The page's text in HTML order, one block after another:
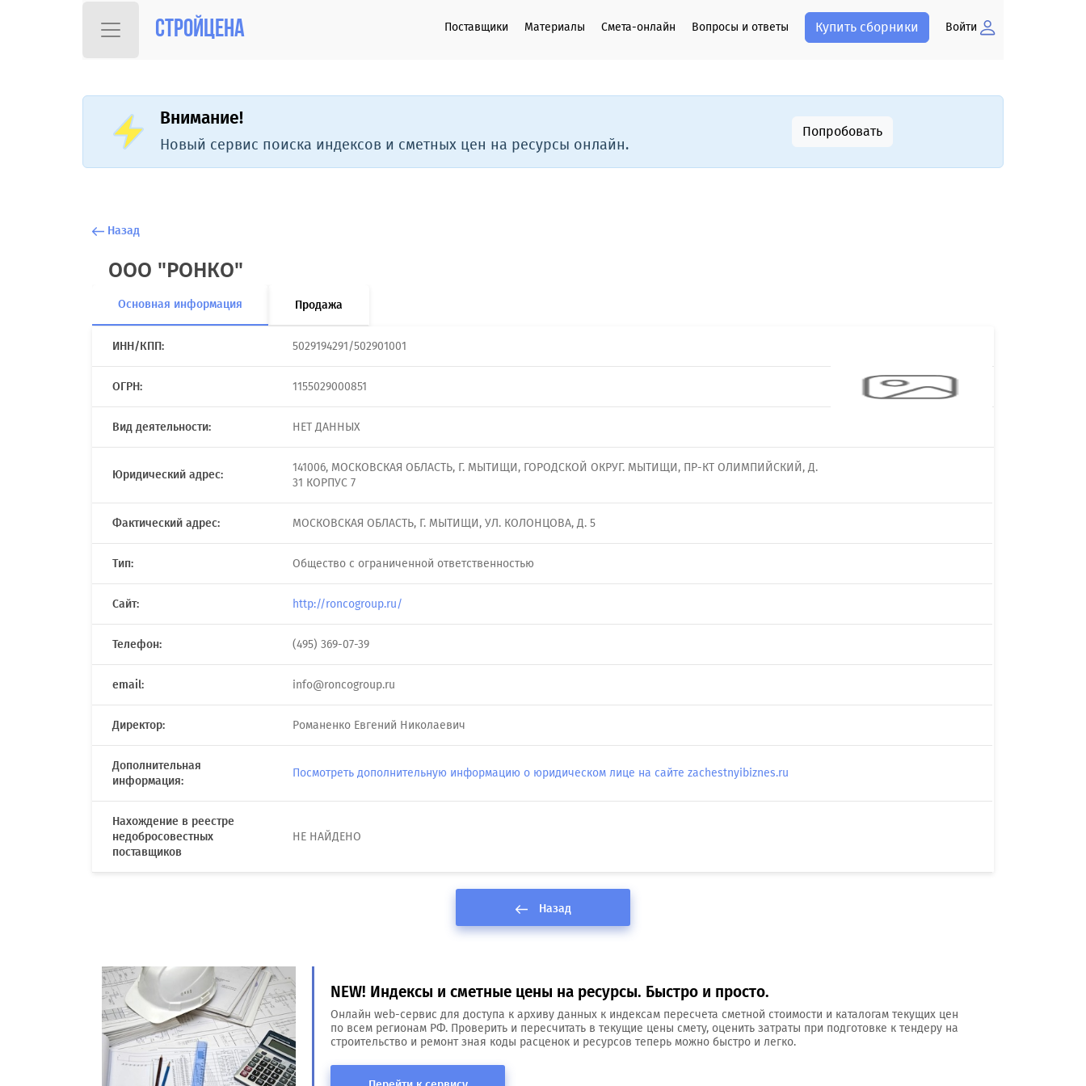
Стройцена Поставщики Материалы Смета-онлайн Вопросы и ответы Купить сборники Войти
Внимание!
Новый сервис поиска индексов и сметных цен на ресурсы онлайн.
Попробовать
Назад
ООО "РОНКО"
Основная информация Продажа
ИНН/КПП: 5029194291/502901001
ОГРН: 1155029000851
Вид деятельности: НЕТ ДАННЫХ
Юридический адрес:
141006, МОСКОВСКАЯ ОБЛАСТЬ, Г. МЫТИЩИ, ГОРОДСКОЙ ОКРУГ. МЫТИЩИ, ПР-КТ ОЛИМПИЙСКИЙ, Д.
31 КОРПУС 7
Фактический адрес: МОСКОВСКАЯ ОБЛАСТЬ, Г. МЫТИЩИ, УЛ. КОЛОНЦОВА, Д. 5
Тип: Общество с ограниченной ответственностью
Сайт: http://roncogroup.ru/
Телефон: (495) 369-07-39
email: info@roncogroup.ru
Директор: Романенко Евгений Николаевич
Дополнительная
информация:
Посмотреть дополнительную информацию о юридическом лице на сайте zachestnyibiznes.ru
Нахождение в реестре
недобросовестных
поставщиков
НЕ НАЙДЕНО
Назад
NEW! Индексы и сметные цены на ресурсы. Быстро и просто.
Онлайн web-сервис для доступа к архиву данных к индексам пересчета сметной стоимости и каталогам текущих цен
по всем регионам РФ. Проверить и пересчитать в текущие цены смету, оценить затраты при подготовке к тендеру на
строительство и ремонт зная коды расценок и ресурсов теперь можно быстро и легко.